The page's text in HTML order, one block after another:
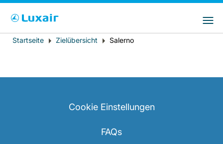
und Ihre bevorzugte Sprache
Breadcrumb
Startseite Zielübersicht Salerno
Cookie Einstellungen
FAQs